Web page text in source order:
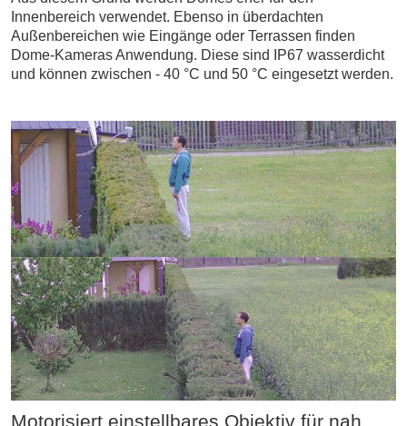
Innenbereich verwendet. Ebenso in überdachten
Außenbereichen wie Eingänge oder Terrassen finden
Dome-Kameras Anwendung. Diese sind IP67 wasserdicht
und können zwischen - 40 °C und 50 °C eingesetzt werden.
Motorisiert einstellbares Objektiv für nah